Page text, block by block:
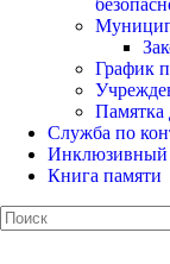
График
Памятка
Служба по
Инклюзивный
Книга памяти